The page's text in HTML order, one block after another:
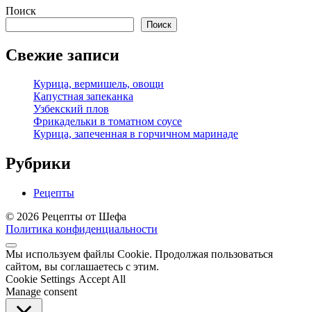
Поиск
Поиск
Свежие записи
Курица, вермишель, овощи
Капустная запеканка
Узбекский плов
Фрикадельки в томатном соусе
Курица, запеченная в горчичном маринаде
Рубрики
Рецепты
© 2026 Рецепты от Шефа
Политика конфиденциальности
Мы используем файлы Cookie. Продолжая пользоваться
сайтом, вы соглашаетесь с этим.
Cookie Settings Accept All
Manage consent